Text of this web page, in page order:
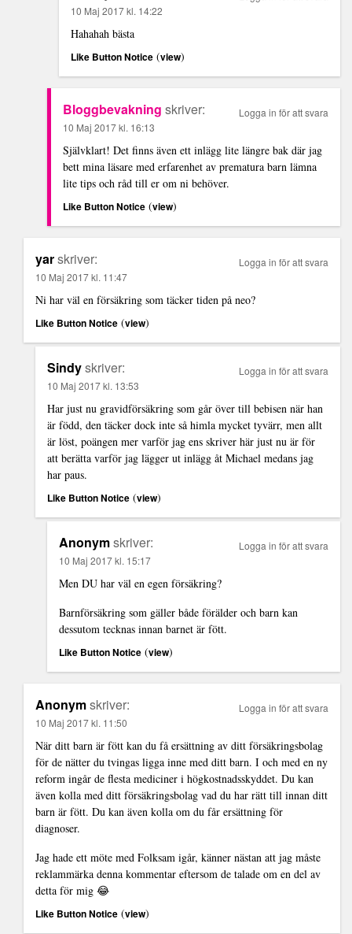
10 Maj 2017 kl. 14:22
Hahahah bästa
Like Button Notice (view)
Bloggbevakning skriver:
10 Maj 2017 kl. 16:13
Självklart! Det finns även ett inlägg lite längre bak där jag
bett mina läsare med erfarenhet av prematura barn lämna
lite tips och råd till er om ni behöver.
Like Button Notice (view)
Logga in för att svara
yarskriver:
10 Maj 2017 kl. 11:47
Ni har väl en försäkring som täcker tiden på neo?
Like Button Notice (view)
Logga in för att svara
Sindyskriver:
10 Maj 2017 kl. 13:53
Har just nu gravidförsäkring som går över till bebisen när han
är född, den täcker dock inte så himla mycket tyvärr, men allt
är löst, poängen mer varför jag ens skriver här just nu är för
att berätta varför jag lägger ut inlägg åt Michael medans jag
har paus.
Like Button Notice (view)
Logga in för att svara
Anonymskriver:
10 Maj 2017 kl. 15:17
Men DU har väl en egen försäkring?
Barnförsäkring som gäller både förälder och barn kan
dessutom tecknas innan barnet är fött.
Like Button Notice (view)
Logga in för att svara
Anonymskriver:
10 Maj 2017 kl. 11:50
När ditt barn är fött kan du få ersättning av ditt försäkringsbolag
för de nätter du tvingas ligga inne med ditt barn. I och med en ny
reform ingår de flesta mediciner i högkostnadsskyddet. Du kan
även kolla med ditt försäkringsbolag vad du har rätt till innan ditt
barn är fött. Du kan även kolla om du får ersättning för
diagnoser.
Jag hade ett möte med Folksam igår, känner nästan att jag måste
reklammärka denna kommentar eftersom de talade om en del av
detta för mig 😂
Like Button Notice (view)
Logga in för att svara